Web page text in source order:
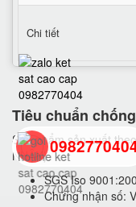
Chi tiết
Tiêu chuẩn
Sản phẩm sản xuất
NHẬN)
SGS Iso
Chứng nhận số: